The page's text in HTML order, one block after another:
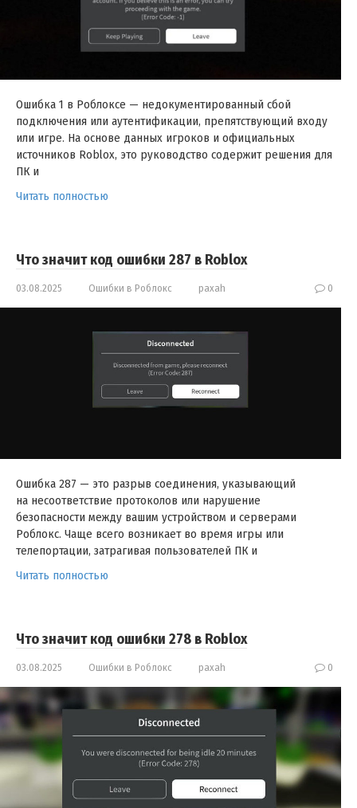
Ошибка 1 в Роблоксе — недокументированный сбой
подключения или аутентификации, препятствующий входу
или игре. На основе данных игроков и официальных
источников Roblox, это руководство содержит решения для
ПК и
Читать полностью
Что значит код ошибки 287 в Roblox
03.08.2025 Ошибки в Роблокс paxah 0
Ошибка 287 — это разрыв соединения, указывающий
на несоответствие протоколов или нарушение
безопасности между вашим устройством и серверами
Роблокс. Чаще всего возникает во время игры или
телепортации, затрагивая пользователей ПК и
Читать полностью
Что значит код ошибки 278 в Roblox
03.08.2025 Ошибки в Роблокс paxah 0